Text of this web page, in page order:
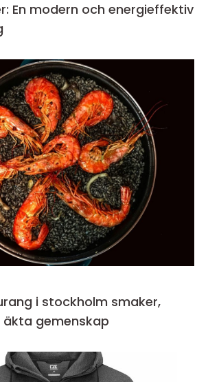
En modern och energieffektiv
i stockholm smaker,
gemenskap